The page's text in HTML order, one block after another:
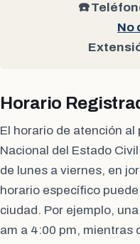
☎️
No
Horario
El horario de atención
Nacional del Estado
de lunes a viernes, en
horario específico
ciudad. Por ejemplo,
am a 4:00 pm, mientras